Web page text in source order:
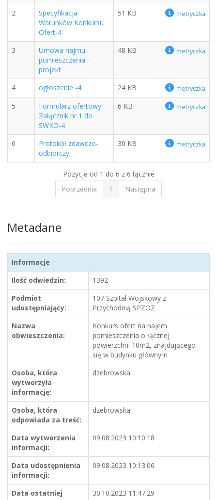
2
Specyfikacja
Warunków Konkursu
Ofert-4
51 KB metryczka
3
Umowa najmu
pomieszczenia -
projekt
48 KB metryczka
4 ogłoszenie -4 24 KB metryczka
5
Formularz ofertowy-
Załącznik nr 1 do
SWKO-4
6 KB metryczka
6
Protokół zdawczo-
odbiorczy
30 KB metryczka
Pozycje od 1 do 6 z 6 łącznie
Poprzednia
1 Następna
Metadane
Informacje
Ilość odwiedzin:
1392
Podmiot
udostępniający:
107 Szpital Wojskowy z
Przychodnią SPZOZ
Nazwa
obwieszczenia:
Konkurs ofert na najem
pomieszczenia o łącznej
powierzchni 10m2, znajdującego
się w budynku głównym
Osoba, która
wytworzyła
informację:
dzebrowska
Osoba, która
odpowiada za treść:
dzebrowska
Data wytworzenia
informacji:
09.08.2023 10:10:18
Data udostępnienia
informacji:
09.08.2023 10:13:06
Data ostatniej
30.10.2023 11:47:29